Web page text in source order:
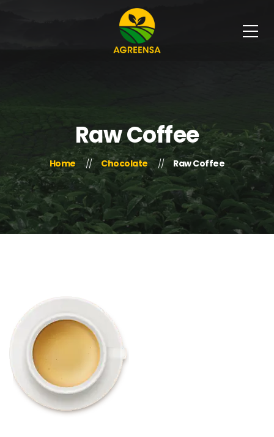
Raw Coffee
Home Chocolate Raw Coffee